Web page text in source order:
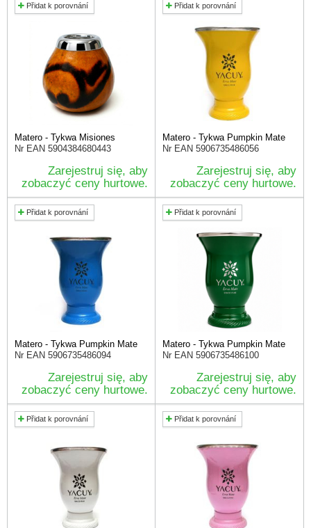
Přidat k porovnání
Matero - Tykwa Misiones
Nr EAN 5904384680443
Zarejestruj się, aby
zobaczyć ceny hurtowe.
Přidat k porovnání
Matero - Tykwa Pumpkin Mate
Nr EAN 5906735486056
Zarejestruj się, aby
zobaczyć ceny hurtowe.
Přidat k porovnání
Matero - Tykwa Pumpkin Mate
Nr EAN 5906735486094
Zarejestruj się, aby
zobaczyć ceny hurtowe.
Přidat k porovnání
Matero - Tykwa Pumpkin Mate
Nr EAN 5906735486100
Zarejestruj się, aby
zobaczyć ceny hurtowe.
Přidat k porovnání Přidat k porovnání